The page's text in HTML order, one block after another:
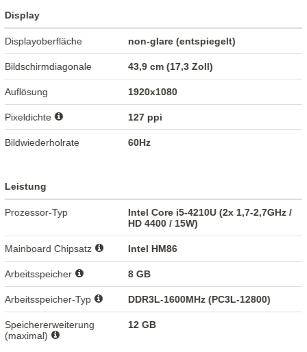
Display
Displayoberfläche non-glare (entspiegelt)
Bildschirmdiagonale 43,9 cm (17,3 Zoll)
Auflösung 1920x1080
Pixeldichte 127 ppi
Bildwiederholrate 60Hz
Leistung
Prozessor-Typ
Intel Core i5-4210U (2x 1,7-2,7GHz /
HD 4400 / 15W)
Mainboard Chipsatz Intel HM86
Arbeitsspeicher 8 GB
Arbeitsspeicher-Typ DDR3L-1600MHz (PC3L-12800)
Speichererweiterung
(maximal)
12 GB